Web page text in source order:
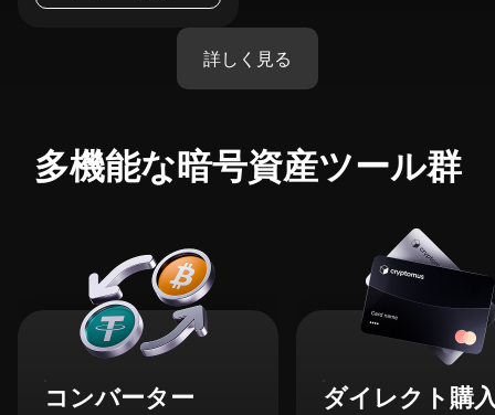
詳しく見る
多機能な暗号資産ツール群
コンバーター ダイレクト購